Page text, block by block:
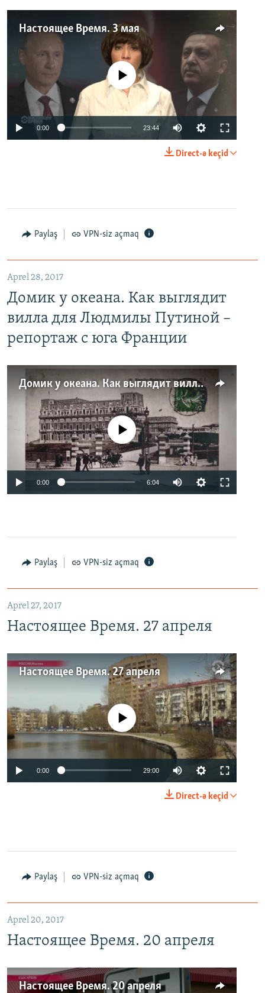
Настоящее Время. 3 мая
No media source currently available
0:00 23:44
Direct-ə keçid
Paylaş VPN-siz açmaq
Aprel 28, 2017
Домик у океана. Как выглядит
вилла для Людмилы Путиной –
репортаж с юга Франции
Домик у океана. Как выглядит вилла для Людмилы Путиной – репортаж с юга Франции
No media source currently available
0:00 6:04
Paylaş VPN-siz açmaq
Aprel 27, 2017
Настоящее Время. 27 апреля
Настоящее Время. 27 апреля
No media source currently available
0:00 29:00
Direct-ə keçid
Paylaş VPN-siz açmaq
Aprel 20, 2017
Настоящее Время. 20 апреля
Настоящее Время. 20 апреля